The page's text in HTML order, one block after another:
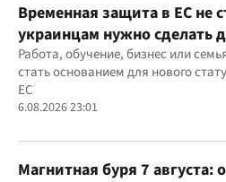
Временная защита в ЕС не
украинцам нужно сделать
Работа, обучение, бизнес или
стать основанием для нового
ЕС
6.08.2026 23:01
Магнитная буря 7